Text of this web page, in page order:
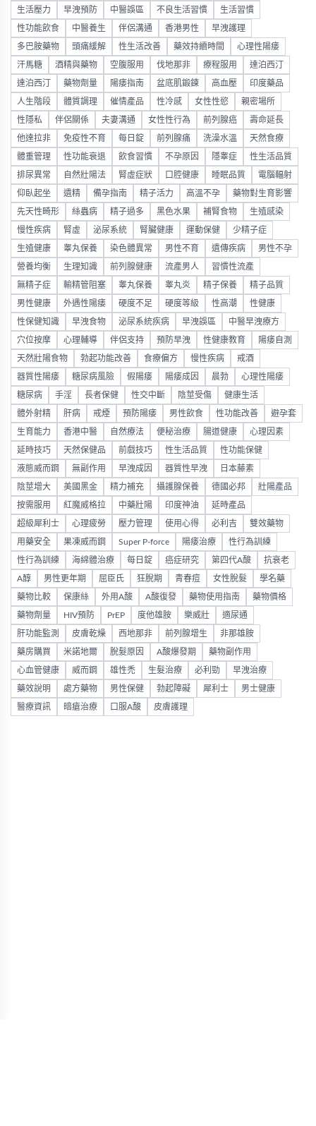
生活壓力 早洩預防 中醫誤區 不良生活習慣 生活習慣
性功能飲食 中醫養生 伴侶溝通 香港男性 早洩護理
多巴胺藥物 頭痛緩解 性生活改善 藥效持續時間 心理性陽痿
汗馬糖 酒精與藥物 空腹服用 伐地那非 療程服用 達泊西汀
達泊西汀 藥物劑量 陽痿指南 盆底肌鍛鍊 高血壓 印度藥品
人生階段 體質調理 催情產品 性冷感 女性性慾 親密場所
性隱私 伴侶關係 夫妻溝通 女性性行為 前列腺癌 壽命延長
他達拉非 免疫性不育 每日錠 前列腺痛 洗澡水溫 天然食療
體重管理 性功能衰退 飲食習慣 不孕原因 隱睾症 性生活品質
排尿異常 自然壯陽法 腎虛症狀 口腔健康 睡眠品質 電腦輻射
仰臥起坐 遺精 備孕指南 精子活力 高溫不孕 藥物對生育影響
先天性畸形 絲蟲病 精子過多 黑色水果 補腎食物 生殖感染
慢性疾病 腎虛 泌尿系統 腎臟健康 運動保健 少精子症
生殖健康 睾丸保養 染色體異常 男性不育 遺傳疾病 男性不孕
營養均衡 生理知識 前列腺健康 流產男人 習慣性流產
無精子症 輸精管阻塞 睾丸保養 睾丸炎 精子保養 精子品質
男性健康 外遇性陽痿 硬度不足 硬度等級 性高潮 性健康
性保健知識 早洩食物 泌尿系統疾病 早洩誤區 中醫早洩療方
穴位按摩 心理輔導 伴侶支持 預防早洩 性健康教育 陽痿自測
天然壯陽食物 勃起功能改善 食療偏方 慢性疾病 戒酒
器質性陽痿 糖尿病風險 假陽痿 陽痿成因 晨勃 心理性陽痿
糖尿病 手淫 長者保健 性交中斷 陰莖受傷 健康生活
體外射精 肝病 戒煙 預防陽痿 男性飲食 性功能改善 避孕套
生育能力 香港中醫 自然療法 便秘治療 腸道健康 心理因素
延時技巧 天然保健品 前戲技巧 性生活品質 性功能保健
液態威而鋼 無副作用 早洩成因 器質性早洩 日本藤素
陰莖增大 美國黑金 精力補充 攝護腺保養 德國必邦 壯陽產品
按需服用 紅魔威格拉 中藥壯陽 印度神油 延時產品
超級犀利士 心理疲勞 壓力管理 使用心得 必利吉 雙效藥物
用藥安全 果凍威而鋼 Super P-force 陽痿治療 性行為訓練
性行為訓練 海綿體治療 每日錠 癌症研究 第四代A酸 抗衰老
A醇 男性更年期 屈臣氏 狂脫期 青春痘 女性脫髮 學名藥
藥物比較 保康絲 外用A酸 A酸復發 藥物使用指南 藥物價格
藥物劑量 HIV預防 PrEP 度他雄胺 樂威壯 適尿通
肝功能監測 皮膚乾燥 西地那非 前列腺增生 非那雄胺
藥房購買 米諾地爾 脫髮原因 A酸爆發期 藥物副作用
心血管健康 威而鋼 雄性禿 生髮治療 必利勁 早洩治療
藥效說明 處方藥物 男性保健 勃起障礙 犀利士 男士健康
醫療資訊 暗瘡治療 口服A酸 皮膚護理